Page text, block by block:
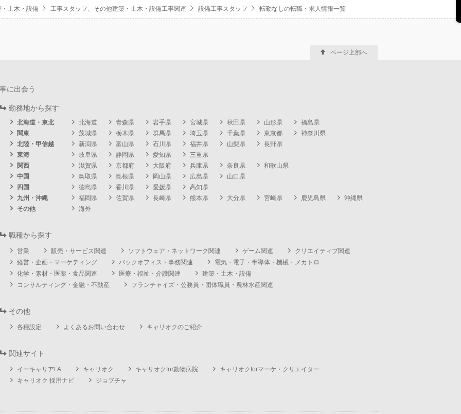
・土木・設備 工事スタッフ、その他建築・土木・設備工事関連 設備工事スタッフ 転勤なしの転職・求人情報一覧
に出会う
勤務地から探す
北海道・東北 北海道 青森県 岩手県 宮城県 秋田県 山形県
福島県
関東
茨城県 栃木県 群馬県 埼玉県 千葉県 東京都
神奈川県
北陸・甲信越
新潟県 富山県 石川県 福井県 山梨県
長野県
東海
岐阜県 静岡県 愛知県
三重県
関西
滋賀県 京都府 大阪府 兵庫県 奈良県
和歌山県
中国
鳥取県 島根県 岡山県 広島県
山口県
四国
徳島県 香川県 愛媛県
高知県
九州・沖縄
福岡県 佐賀県 長崎県 熊本県 大分県 宮崎県 鹿児島県
沖縄県
その他
海外
職種から探す
営業 販売・サービス関連 ソフトウェア・ネットワーク関連 ゲーム関連
クリエイティブ関連
経営・企画・マーケティング
バックオフィス・事務関連
電気・電子・半導体・機械・メカトロ
化学・素材・医薬・食品関連
医療・福祉・介護関連
建築・土木・設備
コンサルティング・金融・不動産
フランチャイズ・公務員・団体職員・農林水産関連
その他
各種設定 よくあるお問い合わせ キャリオクのご紹介
関連サイト
イーキャリアFA キャリオク キャリオクfor動物病院
キャリオクforマーケ・クリエイター
キャリオク 採用ナビ
ジョブチャ
ページ上部へ